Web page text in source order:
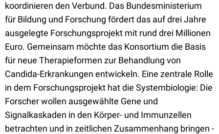
koordinieren den Verbund. Das Bundesministerium
für Bildung und Forschung fördert das auf drei Jahre
ausgelegte Forschungsprojekt mit rund drei Millionen
Euro. Gemeinsam möchte das Konsortium die Basis
für neue Therapieformen zur Behandlung von
Candida-Erkrankungen entwickeln. Eine zentrale Rolle
in dem Forschungsprojekt hat die Systembiologie: Die
Forscher wollen ausgewählte Gene und
Signalkaskaden in den Körper- und Immunzellen
betrachten und in zeitlichen Zusammenhang bringen -